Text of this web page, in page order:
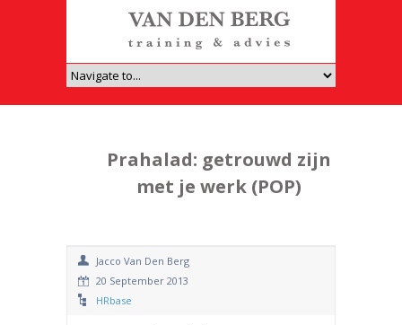
Prahalad: getrouwd zijn
met je werk (POP)
Jacco Van Den Berg
20 September 2013
HRbase